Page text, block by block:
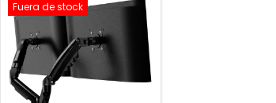
Fuera de stock